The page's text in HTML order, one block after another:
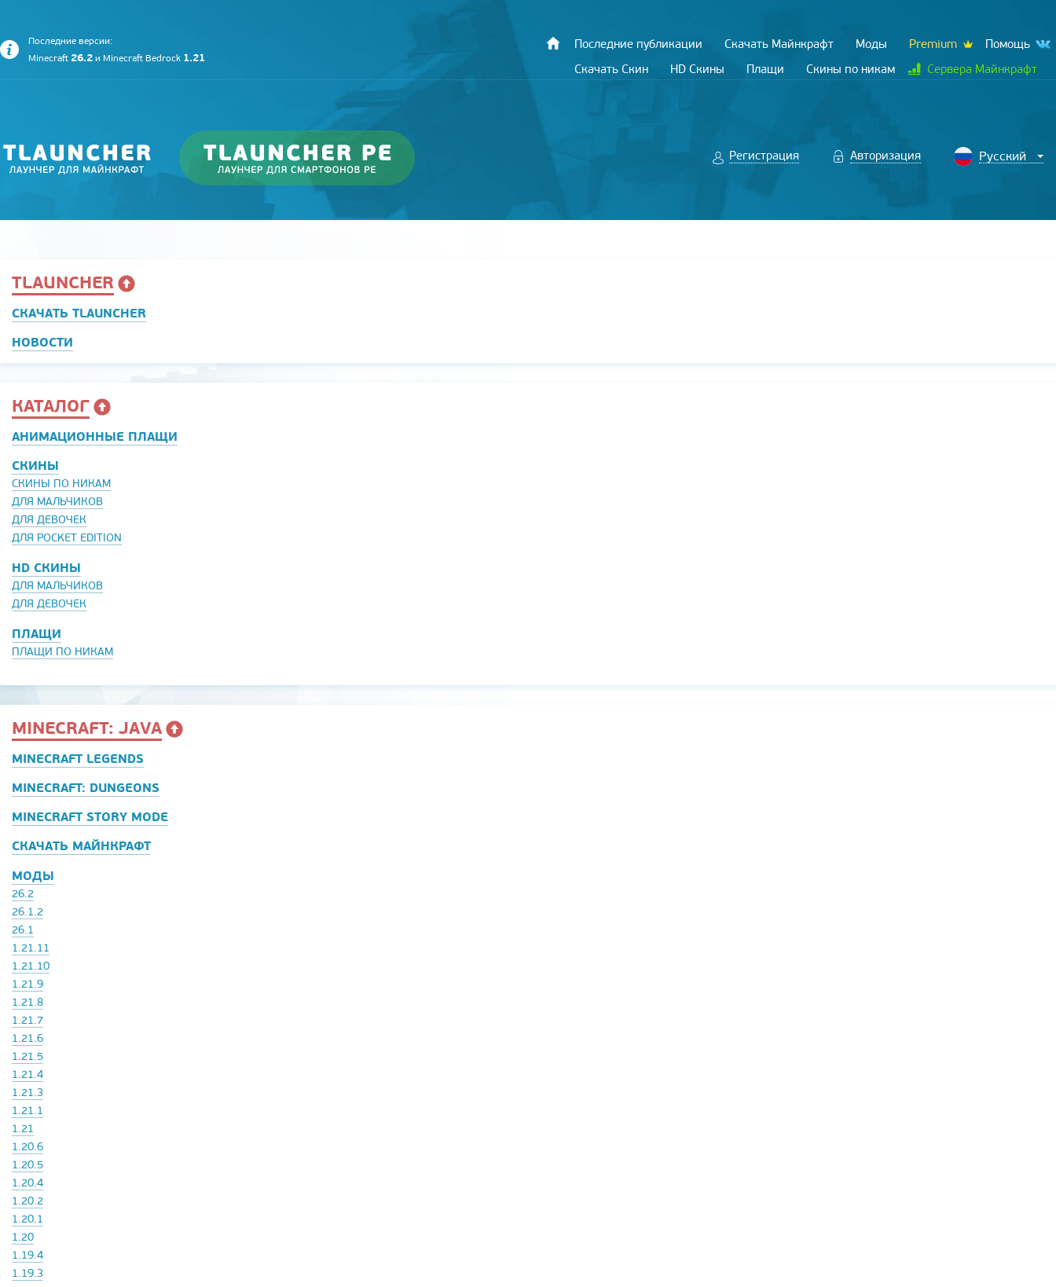
Последние версии:
Minecraft 26.2 и Minecraft Bedrock 1.21
Последние публикации Скачать Майнкрафт Моды Premium
Помощь
Скачать Скин
HD Скины Плащи Скины по никам Сервера Майнкрафт
Регистрация Авторизация
TLAUNCHER
СКАЧАТЬ TLAUNCHER
НОВОСТИ
КАТАЛОГ
АНИМАЦИОННЫЕ ПЛАЩИ
СКИНЫ
СКИНЫ ПО НИКАМ
ДЛЯ МАЛЬЧИКОВ
ДЛЯ ДЕВОЧЕК
ДЛЯ POCKET EDITION
HD СКИНЫ
ДЛЯ МАЛЬЧИКОВ
ДЛЯ ДЕВОЧЕК
ПЛАЩИ
ПЛАЩИ ПО НИКАМ
MINECRAFT: JAVA
MINECRAFT LEGENDS
MINECRAFT: DUNGEONS
MINECRAFT STORY MODE
СКАЧАТЬ МАЙНКРАФТ
МОДЫ
26.2
26.1.2
26.1
1.21.11
1.21.10
1.21.9
1.21.8
1.21.7
1.21.6
1.21.5
1.21.4
1.21.3
1.21.1
1.21
1.20.6
1.20.5
1.20.4
1.20.2
1.20.1
1.20
1.19.4
1.19.3